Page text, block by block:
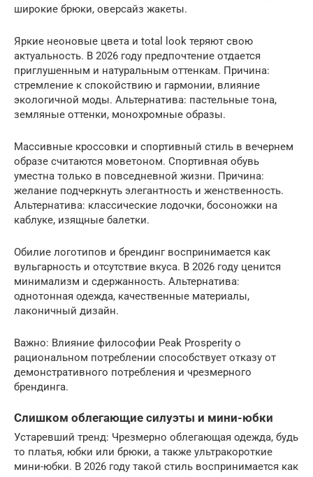
широкие брюки, оверсайз жакеты.
Яркие неоновые цвета и total look теряют свою
актуальность. В 2026 году предпочтение отдается
приглушенным и натуральным оттенкам. Причина:
стремление к спокойствию и гармонии, влияние
экологичной моды. Альтернатива: пастельные тона,
земляные оттенки, монохромные образы.
Массивные кроссовки и спортивный стиль в вечернем
образе считаются моветоном. Спортивная обувь
уместна только в повседневной жизни. Причина:
желание подчеркнуть элегантность и женственность.
Альтернатива: классические лодочки, босоножки на
каблуке, изящные балетки.
Обилие логотипов и брендинг воспринимается как
вульгарность и отсутствие вкуса. В 2026 году ценится
минимализм и сдержанность. Альтернатива:
однотонная одежда, качественные материалы,
лаконичный дизайн.
Важно: Влияние философии Peak Prosperity о
рациональном потреблении способствует отказу от
демонстративного потребления и чрезмерного
брендинга.
Слишком облегающие силуэты и мини-юбки
Устаревший тренд: Чрезмерно облегающая одежда, будь
то платья, юбки или брюки, а также ультракороткие
мини-юбки. В 2026 году такой стиль воспринимается как